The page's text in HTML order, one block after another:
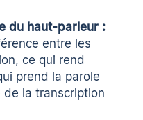
du haut-parleur :
entre les
ce qui rend
prend la parole
de la transcription